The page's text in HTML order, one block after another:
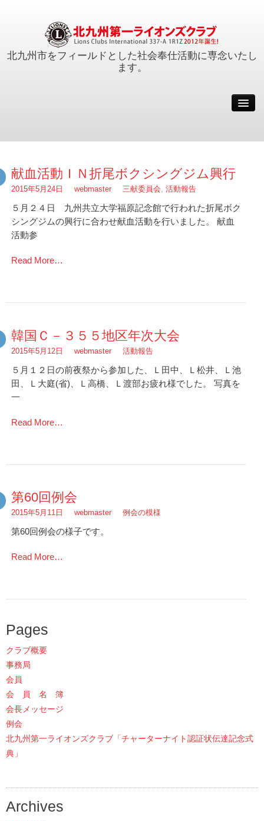
北九州市をフィールドとした社会奉仕活動に専念いたし
ます。
活動報告
事務局
サイトマップ
会長メッセージ
献血活動ＩＮ折尾ボクシングジム興行
2015年5月24日 webmaster 三献委員会, 活動報告
５月２４日 九州共立大学福原記念館で行われた折尾ボク
シングジムの興行に合わせ献血活動を行いました。 献血
活動参
Read More…
韓国Ｃ－３５５地区年次大会
2015年5月12日 webmaster 活動報告
５月１２日の前夜祭から参加した、Ｌ田中、Ｌ松井、Ｌ池
田、Ｌ大庭(省)、Ｌ高橋、Ｌ渡部お疲れ様でした。 写真を
一
Read More…
第60回例会
2015年5月11日 webmaster 例会の模様
第60回例会の様子です。
Read More…
Pages
クラブ概要
事務局
会員
会 員 名 簿
会長メッセージ
例会
北九州第一ライオンズクラブ「チャーターナイト認証状伝達記念式
典」
Archives